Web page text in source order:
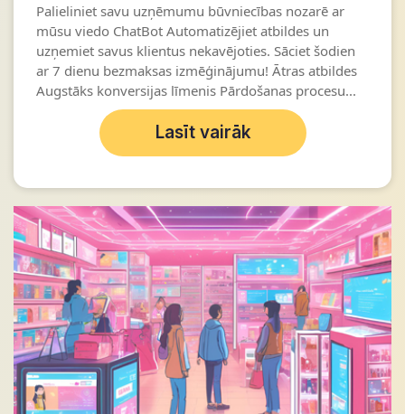
Palieliniet savu uzņēmumu būvniecības nozarē ar
mūsu viedo ChatBot Automatizējiet atbildes un
uzņemiet savus klientus nekavējoties. Sāciet šodien
ar 7 dienu bezmaksas izmēģinājumu! Ātras atbildes
Augstāks konversijas līmenis Pārdošanas procesu...
Lasīt vairāk